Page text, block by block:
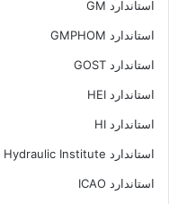
استاندارد GM
استاندارد GMPHOM
استاندارد GOST
استاندارد HEI
استاندارد HI
استاندارد Hydraulic Institute
استاندارد ICAO